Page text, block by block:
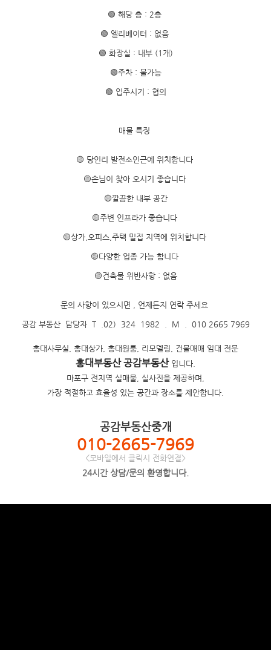
🟢 해당 층 : 2층
🟢 엘리베이터 : 없음
🟢 화장실 : 내부 (1개)
🟢주차 : 불가능
🟢 입주시기 : 협의
매물 특징
🟡 당인리 발전소인근에 위치합니다
🟡손님이 찿아 오시기 좋습니다
🟡깔끔한 내부 공간
🟡주변 인프라가 좋습니다
🟡상가,오피스,주택 밀집 지역에 위치합니다
🟡다양한 업종 가능 합니다
🟡건축물 위반사항 : 없음
문의 사항이 있으시면 , 언제든지 연락 주세요
공감 부동산 담당자 T .02) 324 1982 . M . 010 2665 7969
홍대사무실, 홍대상가, 홍대원룸, 리모델링, 건물매매 임대 전문
홍대부동산 공감부동산입니다.
마포구 전지역 실매물, 실사진을 제공하며,
가장 적절하고 효율성 있는 공간과 장소를 제안합니다.
공감부동산중개
010-2665-7969
<모바일에서 클릭시 전화연결>
24시간 상담/문의 환영합니다.